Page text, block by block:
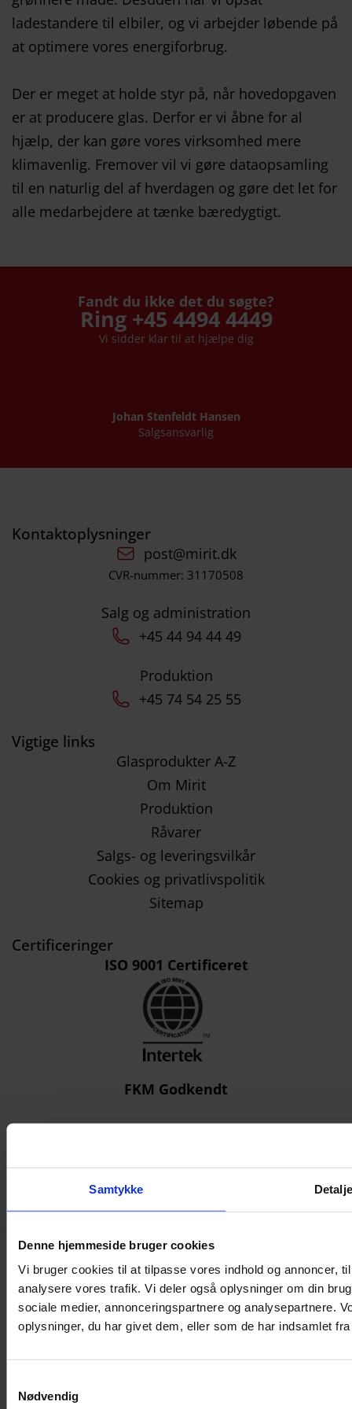
Samtykke
Denne hjemmeside bruger cookies
Vi bruger cookies til at tilpasse vores indhold og annoncer,
analysere vores trafik. Vi deler også oplysninger om din
sociale medier, annonceringspartnere og analysepartnere.
oplysninger, du har givet dem, eller som de har indsamlet
Nødvendig
ladestandere til elbiler, og vi arbejder løbende på
at optimere vores energiforbrug.
Der er meget at holde styr på, når hovedopgaven
er at producere glas. Derfor er vi åbne for al
hjælp, der kan gøre vores virksomhed mere
klimavenlig. Fremover vil vi gøre dataopsamling
til en naturlig del af hverdagen og gøre det let for
alle medarbejdere at tænke bæredygtigt.
Fandt du ikke det du søgte?
Ring +45 4494 4449
Vi sidder klar til at hjælpe dig
Johan Stenfeldt Hansen
Salgsansvarlig
Kontaktoplysninger
post@mirit.dk
CVR-nummer: 31170508
Salg og administration
+45 44 94 44 49
Produktion
+45 74 54 25 55
Vigtige links
Glasprodukter A-Z
Om Mirit
Produktion
Råvarer
Salgs- og leveringsvilkår
Cookies og privatlivspolitik
Sitemap
Certificeringer
ISO 9001 Certificeret
FKM Godkendt
Følg os på LinkedIn